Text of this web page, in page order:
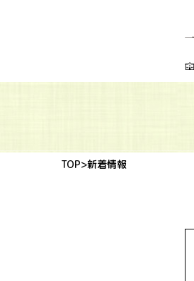
TOP>新着情報